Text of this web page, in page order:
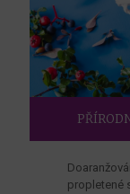
propletené